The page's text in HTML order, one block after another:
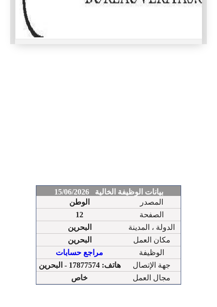
بيانات الوظيفة الخالية 15/06/2026
الوطن
المصدر
12
الصفحة
البحرين
الدولة ، المدينة
البحرين
مكان العمل
مراجع حسابات
الوظيفة
هاتف: 17877574 - البحرين
جهة الإتصال
خاص
مجال العمل